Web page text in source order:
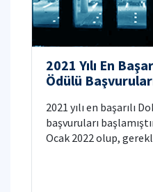
2021 Yılı En
Ödülü
2021 yılı en başarılı
başvuruları
Ocak 2022 olup,